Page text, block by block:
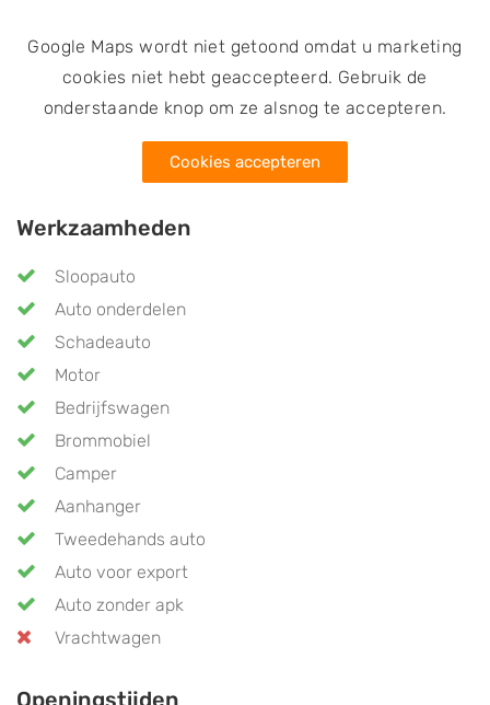
Google Maps wordt niet getoond omdat u marketing
cookies niet hebt geaccepteerd. Gebruik de
onderstaande knop om ze alsnog te accepteren.
Cookies accepteren
Werkzaamheden
Sloopauto
Auto onderdelen
Schadeauto
Motor
Bedrijfswagen
Brommobiel
Camper
Aanhanger
Tweedehands auto
Auto voor export
Auto zonder apk
Vrachtwagen
Openingstijden